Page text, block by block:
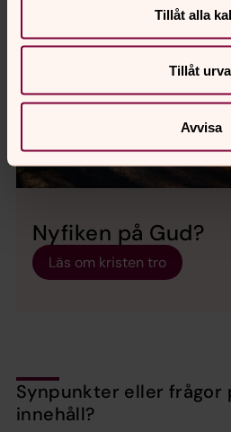
Tillåt alla
Tillåt
Avvisa
Nyfiken på Gud?
Läs om kristen tro
Synpunkter eller frågor
innehåll?